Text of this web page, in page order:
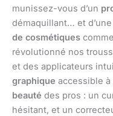
munissez-vous d’un
démaquillant… et
de cosmétiques comme
révolutionné nos
et des applicateurs
graphique accessible à
beauté des pros : un
hésitant, et un